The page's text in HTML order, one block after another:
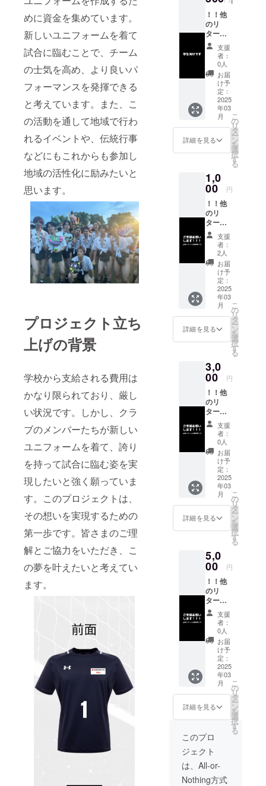
めに資金を集めています。
新しいユニフォームを着て
試合に臨むことで、チーム
の士気を高め、より良いパ
フォーマンスを発揮できる
と考えています。また、こ
の活動を通して地域で行わ
れるイベントや、伝統行事
などにもこれからも参加し
地域の活性化に励みたいと
思います。
プロジェクト立ち
上げの背景
学校から支給される費用は
かなり限られており、厳し
い状況です。しかし、クラ
ブのメンバーたちが新しい
ユニフォームを着て、誇り
を持って試合に臨む姿を実
現したいと強く願っていま
す。このプロジェクトは、
その想いを実現するための
第一歩です。皆さまのご理
解とご協力をいただき、こ
の夢を叶えたいと考えてい
ます。
！！他
のリ
ターン
と内容
が同じ
す！！
！！学
生向
け！！
【お礼
のメッ
セー
ジ】 感
謝の気
持ちを
て、お
礼の
メッ
セージ
をお送
りしま
す。
支援
者：
0人
お届
け予
定：
2025
年03
月
詳細を見る
こ
の
リ
タ
ー
ン
を
選
択
す
る
1,0
00 円
！！他
のリ
ターン
と内容
が同じ
す！！
【お礼
のメッ
セー
ジ】 感
謝の気
持ちを
込め
て、お
礼の
セージ
をお送
りしま
す。
支援
者：
2人
お届
け予
定：
2025
年03
月
詳細を見る
こ
の
リ
タ
ー
ン
を
選
択
す
る
3,0
00 円
！！他
のリ
ターン
と内容
が同じ
す！！
【お礼
のメッ
セー
ジ】 感
謝の気
持ちを
込め
て、お
礼の
セージ
をお送
りしま
す。
支援
者：
0人
お届
け予
定：
2025
年03
月
詳細を見る
こ
の
リ
タ
ー
ン
を
選
択
す
る
5,0
00 円
！！他
のリ
ターン
と内容
が同じ
す！！
【お礼
のメッ
セー
ジ】 感
謝の気
持ちを
込め
て、お
礼の
メッ
セージ
をお送
りしま
す。
支援
者：
0人
お届
け予
定：
2025
年03
月
詳細を見る
こ
の
リ
タ
ー
ン
を
選
択
す
る
このプロ
ジェクト
は、All-or-
Nothing方式